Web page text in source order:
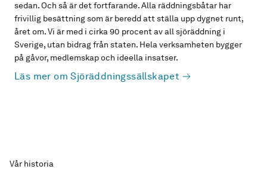
sedan. Och så är det fortfarande. Alla räddningsbåtar har
frivillig besättning som är beredd att ställa upp dygnet runt,
året om. Vi är med i cirka 90 procent av all sjöräddning i
Sverige, utan bidrag från staten. Hela verksamheten bygger
på gåvor, medlemskap och ideella insatser.
Läs mer om Sjöräddningssällskapet
Vår historia